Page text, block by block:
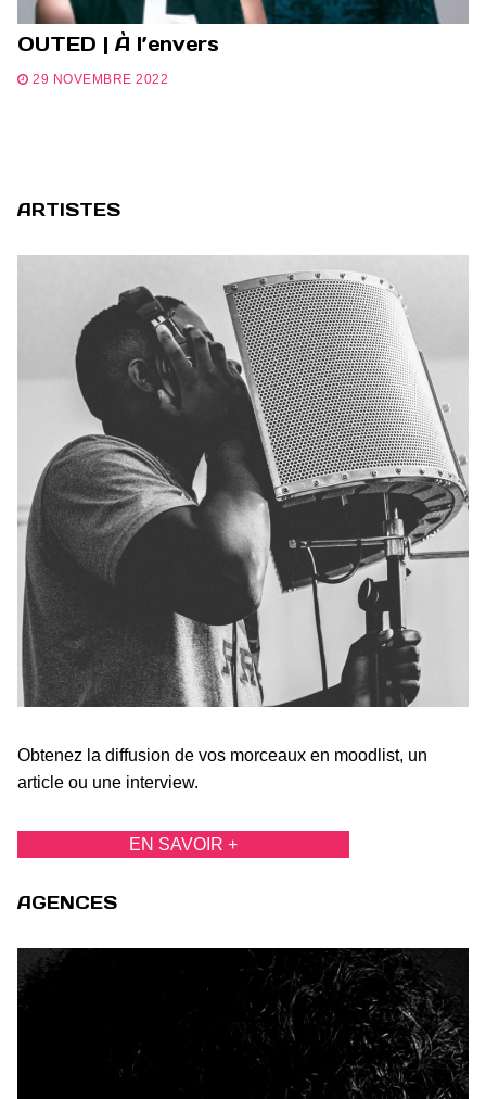
OUTED | À l’envers
29 NOVEMBRE 2022
ARTISTES
Obtenez la diffusion de vos morceaux en moodlist, un
article ou une interview.
EN SAVOIR +
AGENCES